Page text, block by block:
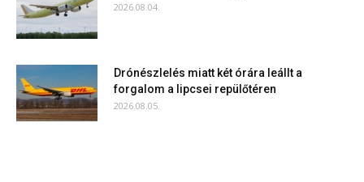
2026.08.04.
Drónészlelés miatt két órára leállt a
forgalom a lipcsei repülőtéren
2026.08.05.